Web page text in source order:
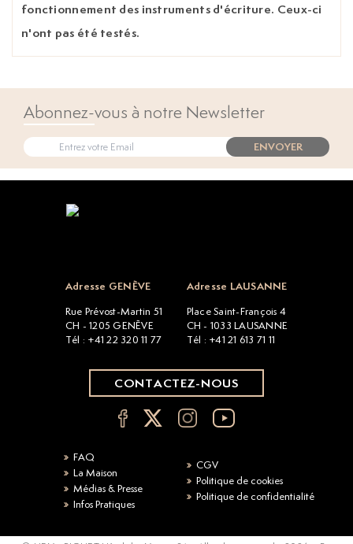
fonctionnement des instruments d'écriture. Ceux-ci
n'ont pas été testés.
Abonnez-vous à notre Newsletter
ENVOYER
Adresse GENÈVE
Rue Prévost-Martin 51
CH - 1205 GENÈVE
Tél : +41 22 320 11 77
Adresse LAUSANNE
Place Saint-François 4
CH - 1033 LAUSANNE
Tél : +41 21 613 71 11
CONTACTEZ-NOUS
FAQ
La Maison
Médias & Presse
Infos Pratiques
CGV
Politique de cookies
Politique de confidentialité